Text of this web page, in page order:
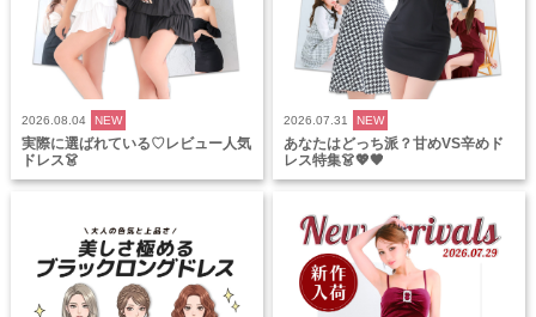
2026.08.04 NEW
実際に選ばれている♡レビュー人気
ドレス👗
2026.07.31 NEW
あなたはどっち派？甘めVS辛めド
レス特集👗💖🖤